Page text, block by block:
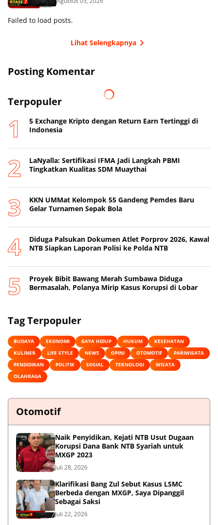
Failed to load posts.
Lihat Selengkapnya
Posting Komentar
Terpopuler
5 Exchange Kripto dengan Return Earn Tertinggi di
Indonesia
LaNyalla: Sertifikasi IFMA Jadi Langkah PBMI
Tingkatkan Kualitas SDM Muaythai
KKN UMMat Kelompok 55 Gandeng Pemdes Baru
Gelar Turnamen Sepak Bola
Diduga Palsukan Dokumen Atlet Porprov 2026, Kawal
NTB Siapkan Laporan Polisi ke Polda NTB
Proyek Bibit Bawang Merah Sumbawa Diduga
Bermasalah, Polanya Mirip Kasus Korupsi di Lobar
Tag Terpopuler
BUDAYA EKONOMI GAYA HIDUP HUKUM
KESEHATAN
KULINER
LIFE STYLE NEWS OPINI OTOMOTIF
PARIWISATA
PENDIDIKAN
POLITIK SOSIAL TEKNOLOGI
WISATA
OLAHRAGA
Otomotif
Naik Penyidikan, Kejati NTB Usut Dugaan
Korupsi Dana Bank NTB Syariah untuk
MXGP 2023
Juli 28, 2026
Klarifikasi Bang Zul Sebut Kasus LSMC
Berbeda dengan MXGP, Saya Dipanggil
Sebagai Saksi
Juli 22, 2026